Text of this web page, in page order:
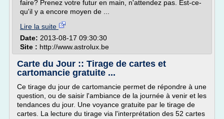
faire? Prenez votre futur en main, n'attendez pas. Est-ce-
qu'il y a encore moyen de ...
Lire la suite
Date: 2013-08-17 09:30:30
Site : http://www.astrolux.be
Carte du Jour :: Tirage de cartes et
cartomancie gratuite ...
Ce tirage du jour de cartomancie permet de répondre à une
question, ou de saisir l'ambiance de la journée à venir et les
tendances du jour. Une voyance gratuite par le tirage de
cartes. La lecture du tirage via l'interprétation des 52 cartes